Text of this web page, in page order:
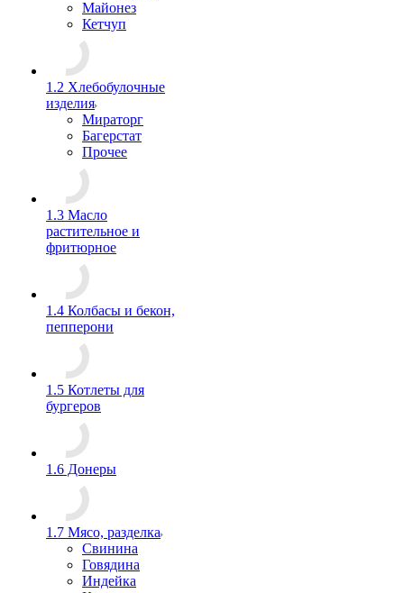
Майонез
Кетчуп
1.2 Хлебобулочные
изделия
Мираторг
Багерстат
Прочее
1.3 Масло
растительное и
фритюрное
1.4 Колбасы и бекон,
пепперони
1.5 Котлеты для
бургеров
1.6 Донеры
1.7 Мясо, разделка
Свинина
Говядина
Индейка